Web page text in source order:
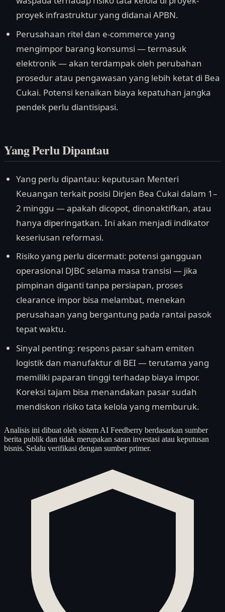
proyek infrastruktur yang didanai APBN.
Perusahaan ritel dan e-commerce yang
mengimpor barang konsumsi — termasuk
elektronik — akan terdampak oleh perubahan
prosedur atau pengawasan yang lebih ketat di Bea
Cukai. Potensi kenaikan biaya kepatuhan jangka
pendek perlu diantisipasi.
Yang Perlu Dipantau
Yang perlu dipantau: keputusan Menteri
Keuangan terkait posisi Dirjen Bea Cukai dalam 1–
2 minggu — apakah dicopot, dinonaktifkan, atau
hanya diperingatkan. Ini akan menjadi indikator
keseriusan reformasi.
Risiko yang perlu dicermati: potensi gangguan
operasional DJBC selama masa transisi — jika
pimpinan diganti tanpa persiapan, proses
clearance impor bisa melambat, menekan
perusahaan yang bergantung pada rantai pasok
tepat waktu.
Sinyal penting: respons pasar saham emiten
logistik dan manufaktur di BEI — terutama yang
memiliki paparan tinggi terhadap biaya impor.
Koreksi tajam bisa menandakan pasar sudah
mendiskon risiko tata kelola yang memburuk.
Analisis ini dibuat oleh sistem AI Feedberry berdasarkan sumber
berita publik dan tidak merupakan saran investasi atau keputusan
bisnis. Selalu verifikasi dengan sumber primer.